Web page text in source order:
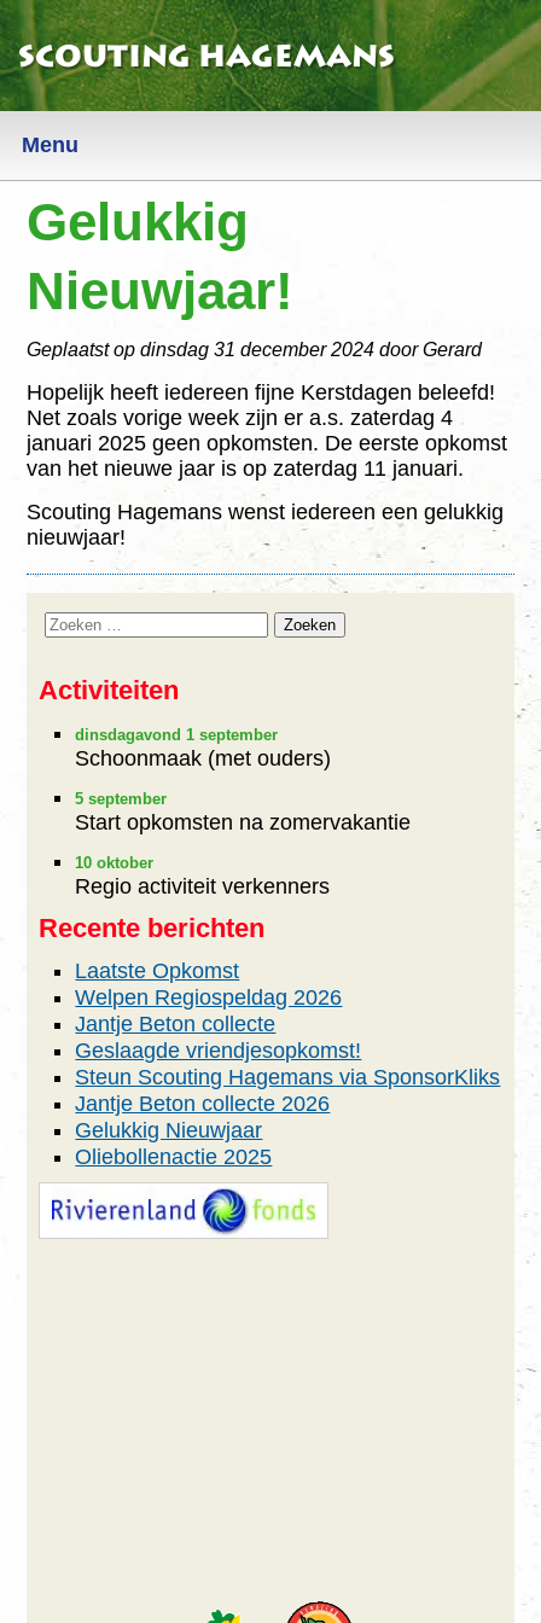
Scouting Hagemans
Menu
Nieuws
Informatie
Locatie
Contact
Sociale Veiligheid
Agenda
Foto’s
Sponsors
Lid Worden
Gelukkig
Nieuwjaar!
Geplaatst opdinsdag 31 december 2024 door Gerard
Hopelijk heeft iedereen fijne Kerstdagen beleefd!
Net zoals vorige week zijn er a.s. zaterdag 4
januari 2025 geen opkomsten. De eerste opkomst
van het nieuwe jaar is op zaterdag 11 januari.
Scouting Hagemans wenst iedereen een gelukkig
nieuwjaar!
Activiteiten
dinsdagavond 1 september
Schoonmaak (met ouders)
5 september
Start opkomsten na zomervakantie
10 oktober
Regio activiteit verkenners
Recente berichten
Laatste Opkomst
Welpen Regiospeldag 2026
Jantje Beton collecte
Geslaagde vriendjesopkomst!
Steun Scouting Hagemans via SponsorKliks
Jantje Beton collecte 2026
Gelukkig Nieuwjaar
Oliebollenactie 2025